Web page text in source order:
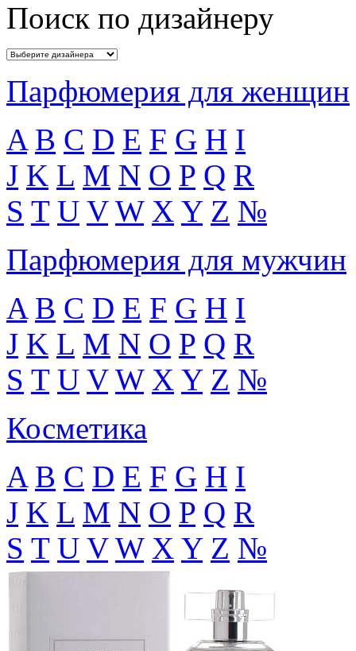
Поиск по дизайнеру
Парфюмерия для женщин
A B C D E F G H I
J K L M N O P Q R
S T U V W X Y Z №
Парфюмерия для мужчин
A B C D E F G H I
J K L M N O P Q R
S T U V W X Y Z №
Косметика
A B C D E F G H I
J K L M N O P Q R
S T U V W X Y Z №